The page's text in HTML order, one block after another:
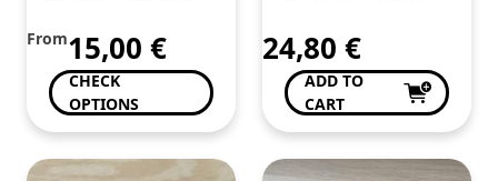
From15,00 €
CHECK
OPTIONS
24,80 €
ADD TO
CART